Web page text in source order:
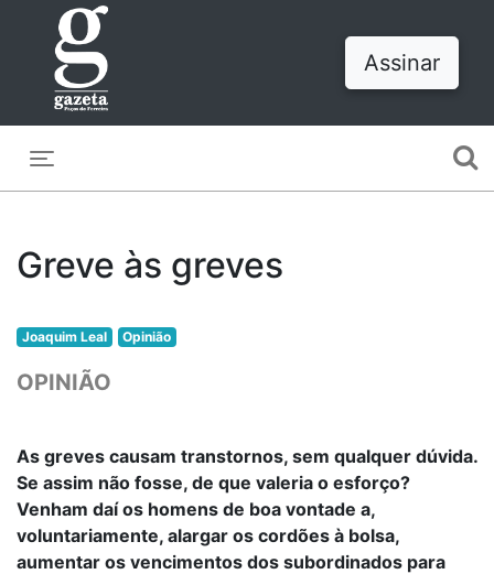
Assinar
Greve às greves
Joaquim Leal Opinião
OPINIÃO
As greves causam transtornos, sem qualquer dúvida.
Se assim não fosse, de que valeria o esforço?
Venham daí os homens de boa vontade a,
voluntariamente, alargar os cordões à bolsa,
aumentar os vencimentos dos subordinados para